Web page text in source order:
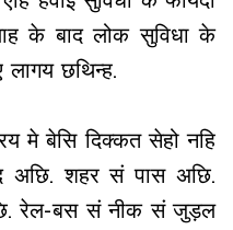
के बाद लोक सुविधा के
छथिन्ह.
मे बेसि दिक्कत सेहो नहि
अछि. शहर सं पास अछि.
रेल-बस सं नीक सं जुड़ल